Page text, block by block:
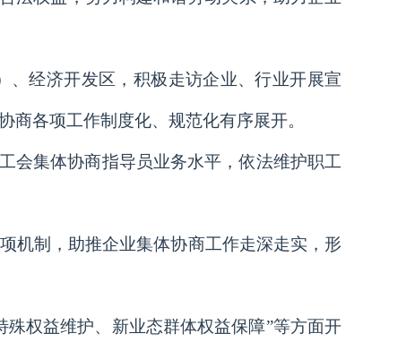
经济开发区，积极走访企业、行业开展宣
各项工作制度化、规范化有序展开。
会集体协商指导员业务水平，依法维护职工
机制，助推企业集体协商工作走深走实，形
权益维护、新业态群体权益保障”等方面开